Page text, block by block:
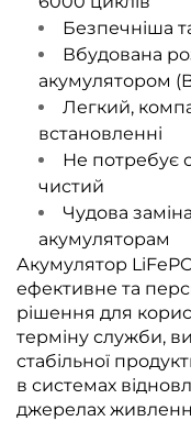
Безпечніша
Вбудована
акумулятором
Легкий,
встановленні
Не потребує
чистий
Чудова
акумуляторам
Акумулятор
ефективне та
рішення для
терміну служби,
стабільної
в системах
джерелах